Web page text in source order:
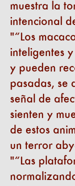
muestra la
intencional
“Los
inteligentes
y pueden
pasadas, se
señal de
sienten y
de estos
un terror
“Las